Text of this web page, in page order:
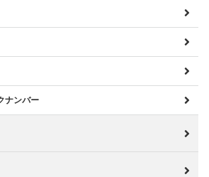
ナンバー